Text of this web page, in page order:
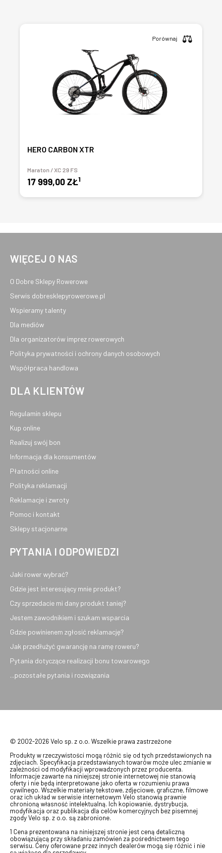
HERO CARBON XTR
Maraton / XC 29 FS
17 999,00 ZŁ1
Porównaj
WIĘCEJ O NAS
O Dobre Sklepy Rowerowe
Serwis dobresklepyrowerowe.pl
Wspieramy talenty
Dla mediów
Dla organizatorów imprez rowerowych
Polityka prywatności i ochrony danych osobowych
Współpraca handlowa
DLA KLIENTÓW
Regulamin sklepu
Kup online
Realizuj swój bon
Informacja dla konsumentów
Płatności online
Polityka reklamacji
Reklamacje i zwroty
Pomoc i kontakt
Sklepy stacjonarne
PYTANIA I ODPOWIEDZI
Jaki rower wybrać?
Gdzie jest interesujący mnie produkt?
Czy sprzedacie mi dany produkt taniej?
Jestem zawodnikiem i szukam wsparcia
Gdzie powinienem zgłosić reklamację?
Jak przedłużyć gwarancję na ramę roweru?
Pytania dotyczące realizacji bonu towarowego
...pozostałe pytania i rozwiązania
© 2002-2026 Velo sp. z o.o. Wszelkie prawa zastrzeżone
Produkty w rzeczywistości mogą różnić się od tych przedstawionych na
zdjęciach. Specyfikacja przedstawianych towarów może ulec zmianie w
zależności od modyfikacji wprowadzonych przez producenta.
Informacje zawarte na niniejszej stronie internetowej nie stanowią
oferty i nie będą interpretowane jako oferta w rozumieniu prawa
cywilnego. Wszelkie materiały tekstowe, zdjęciowe, graficzne, filmowe
oraz ich układ w serwisie internetowym Velo stanowią prawnie
chronioną własność intelektualną. Ich kopiowanie, dystrybucja,
modyfikacja oraz publikacja dla celów komercyjnych bez pisemnej
zgody Velo sp. z o.o. są zabronione.
1 Cena prezentowana na niniejszej stronie jest ceną detaliczną
obowiązującą przy składaniu zamówień za pośrednictwem tego
serwisu. Ceny oferowane przez innych dealerów mogą się różnić i nie